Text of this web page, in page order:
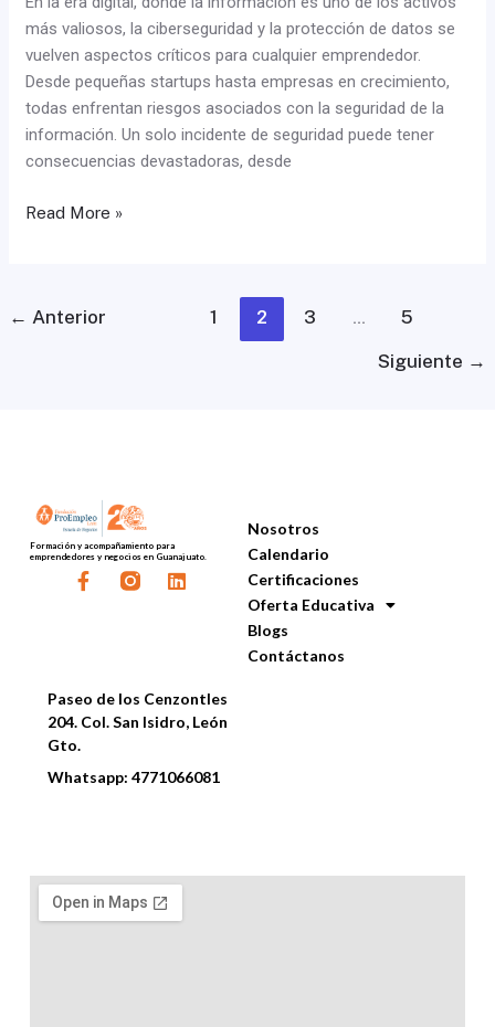
más valiosos, la ciberseguridad y la protección de datos se
vuelven aspectos críticos para cualquier emprendedor.
Desde pequeñas startups hasta empresas en crecimiento,
todas enfrentan riesgos asociados con la seguridad de la
información. Un solo incidente de seguridad puede tener
consecuencias devastadoras, desde
Read More »
← Anterior 1 2 3 …
5
Siguiente →
Formación y acompañamiento para
emprendedores y negocios en Guanajuato.
F
a
o
k
L
i
n
Nosotros
Calendario
Certificaciones
Oferta Educativa
Blogs
Contáctanos
Paseo de los Cenzontles
204. Col. San Isidro, León
Gto.
Whatsapp: 4771066081